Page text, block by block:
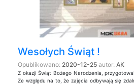
Wesołych Świąt !
Opublikowano: 2020-12-25 autor: AK
Z okazji Świąt Bożego Narodzenia,
Ze względu na to, że zajęcia odbywają się